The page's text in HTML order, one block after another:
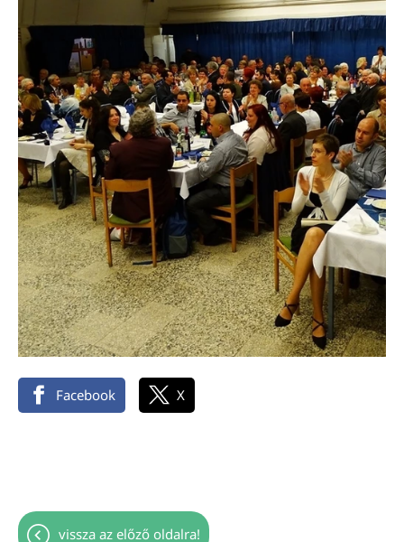
Facebook X
vissza az előző oldalra!